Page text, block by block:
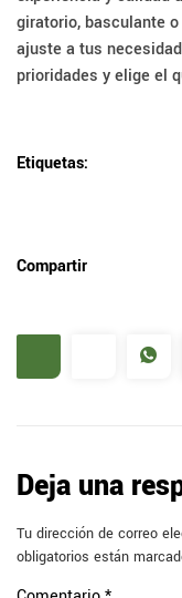
giratorio, basculante
ajuste a tus
prioridades y elige el
Etiquetas:
Compartir
Deja una
Tu dirección de correo
obligatorios están